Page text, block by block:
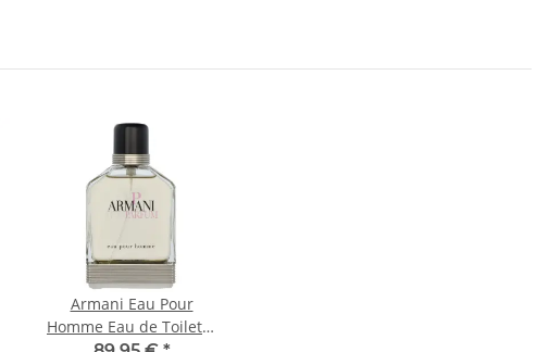
Armani Eau Pour
Homme Eau de Toilette